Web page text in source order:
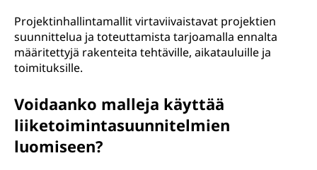
Projektinhallintamallit virtaviivaistavat projektien
suunnittelua ja toteuttamista tarjoamalla ennalta
määritettyjä rakenteita tehtäville, aikatauluille ja
toimituksille.
Voidaanko malleja käyttää
liiketoimintasuunnitelmien
luomiseen?